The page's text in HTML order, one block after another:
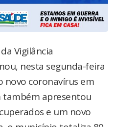
Vigilância
nesta segunda-feira
novo coronavírus em
também apresentou
e um novo